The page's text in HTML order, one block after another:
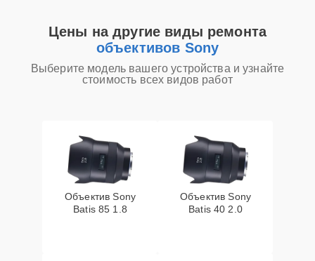
Цены на другие виды ремонта
объективов Sony
Выберите модель вашего устройства и узнайте
стоимость всех видов работ
Объектив Sony
Batis 85 1.8
Объектив Sony
Batis 40 2.0